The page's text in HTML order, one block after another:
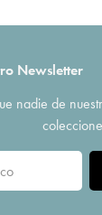
Newsletter
nadie de